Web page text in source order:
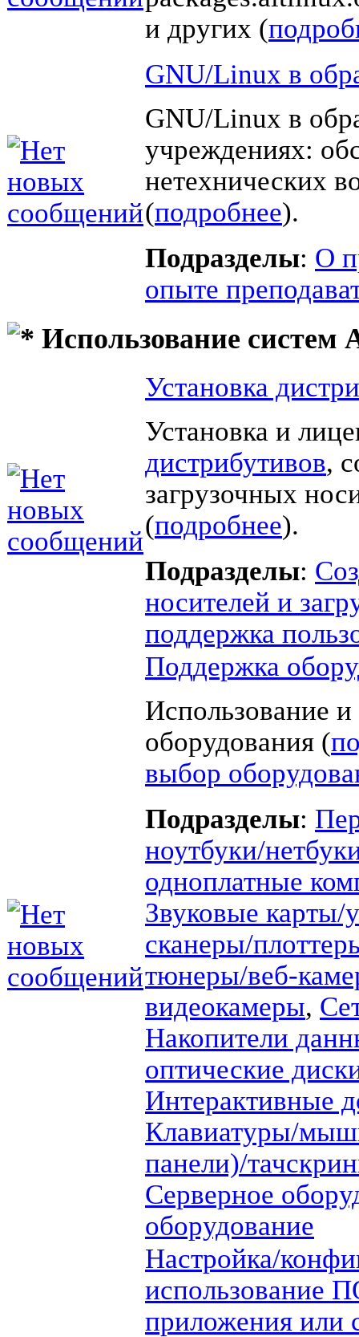
и других (
GNU/Linux в
GNU/Linux в
учреждениях:
нетехнических
(подробнее).
Подразделы: О
опыте
Использование систем
Установка
Установка и
дистрибутивов,
загрузочных
(подробнее).
Подразделы:
носителей и
поддержка
Поддержка
Использование и
оборудования (
выбор
Подразделы:
ноутбуки/
одноплатные
Звуковые карты/
сканеры/
тюнеры/веб-
видеокамеры,
Накопители
оптические
Интерактивные
Клавиатуры/
панели)/
Серверное
оборудование
Настройка/
использование
приложения или